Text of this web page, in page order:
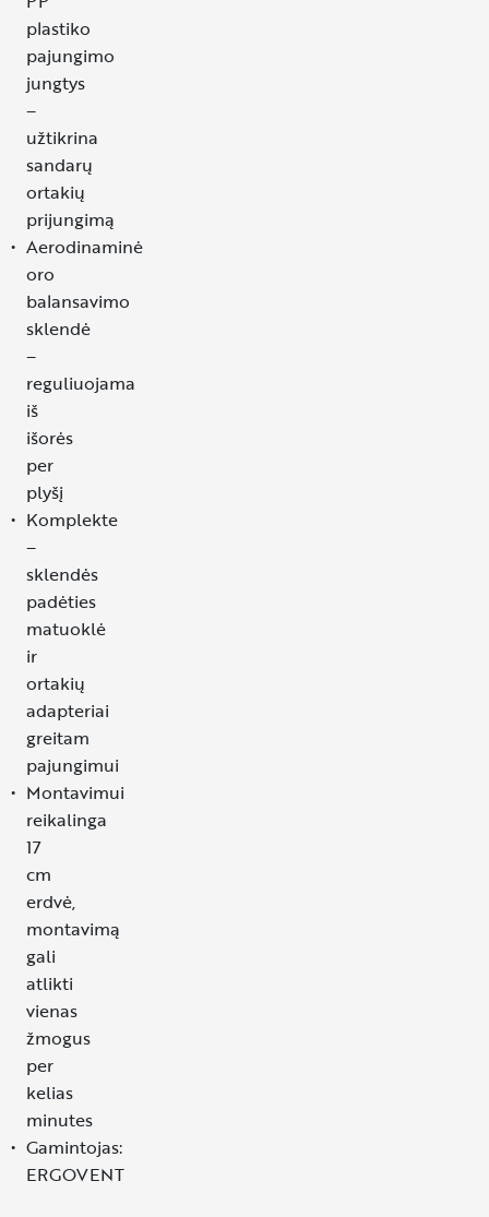
plastiko
pajungimo
jungtys
–
užtikrina
sandarų
ortakių
prijungimą
Aerodinaminė
oro
balansavimo
sklendė
–
reguliuojama
iš
išorės
per
plyšį
Komplekte
–
sklendės
padėties
matuoklė
ir
ortakių
adapteriai
greitam
pajungimui
Montavimui
reikalinga
17
cm
erdvė,
montavimą
gali
atlikti
vienas
žmogus
per
kelias
minutes
Gamintojas:
ERGOVENT